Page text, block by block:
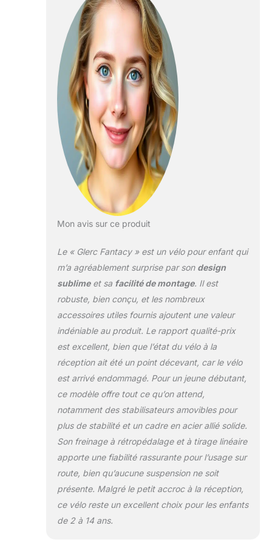
stabilité et une
durabilité à toute
épreuve. 【Freinage
Facile】 Les freins à
main avant et
arrière (système de
double freinage)
assurent une
performance de
freinage fiable,
tandis que les
roues stabilisatrices
amovibles aident
les débutants à
travailler leur
équilibre en toute
Adapté aux
réglable et la
potence de guidon
s'adaptent
parfaitement à la
croissance de votre
enfant, garantissant
ainsi une position
confortable et du
pendant des
années. 【Conseil
de Taille】 Ce vélo
de 12 pouces
enfants de 2 à 4
ans, mesurant
33"-37" (83-94
cm) avec une
longueur
d'entrejambe de
13"-16" (33-41 cm).
Mon avis sur ce produit
Le « Glerc Fantacy » est un vélo pour enfant qui
m’a agréablement surprise par son design
sublimeet sa facilité de montage. Il est
robuste, bien conçu, et les nombreux
accessoires utiles fournis ajoutent une valeur
indéniable au produit. Le rapport qualité-prix
est excellent, bien que l’état du vélo à la
réception ait été un point décevant, car le vélo
est arrivé endommagé. Pour un jeune débutant,
ce modèle offre tout ce qu’on attend,
notamment des stabilisateurs amovibles pour
plus de stabilité et un cadre en acier allié solide.
Son freinage à rétropédalage et à tirage linéaire
apporte une fiabilité rassurante pour l’usage sur
route, bien qu’aucune suspension ne soit
présente. Malgré le petit accroc à la réception,
ce vélo reste un excellent choix pour les enfants
de 2 à 14 ans.